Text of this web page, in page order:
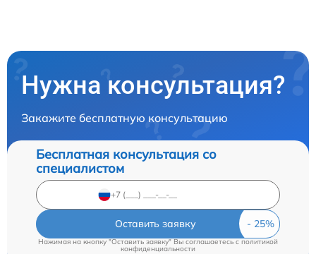
Нужна консультация?
Закажите бесплатную консультацию
Бесплатная консультация со
специалистом
Оставить заявку
Нажимая на кнопку "Оставить заявку" Вы соглашаетесь cполитикой
конфиденциальности